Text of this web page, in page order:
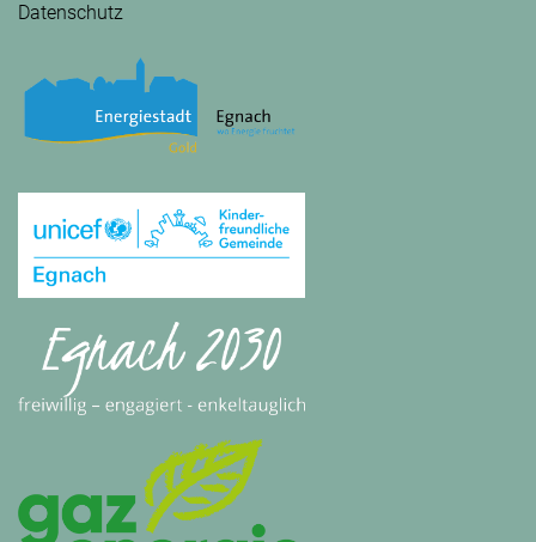
Datenschutz